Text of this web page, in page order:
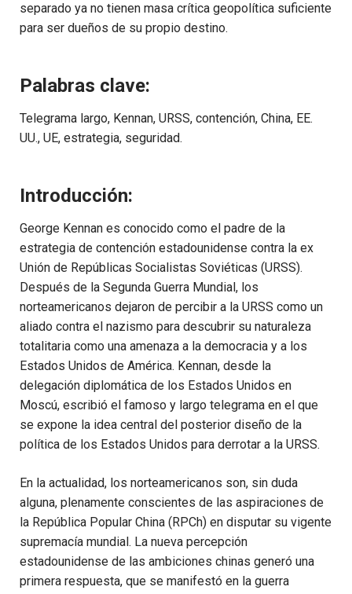
separado ya no tienen masa crítica geopolítica suficiente
para ser dueños de su propio destino.
Palabras clave:
Telegrama largo, Kennan, URSS, contención, China, EE.
UU., UE, estrategia, seguridad.
Introducción:
George Kennan es conocido como el padre de la
estrategia de contención estadounidense contra la ex
Unión de Repúblicas Socialistas Soviéticas (URSS).
Después de la Segunda Guerra Mundial, los
norteamericanos dejaron de percibir a la URSS como un
aliado contra el nazismo para descubrir su naturaleza
totalitaria como una amenaza a la democracia y a los
Estados Unidos de América. Kennan, desde la
delegación diplomática de los Estados Unidos en
Moscú, escribió el famoso y largo telegrama en el que
se expone la idea central del posterior diseño de la
política de los Estados Unidos para derrotar a la URSS.
En la actualidad, los norteamericanos son, sin duda
alguna, plenamente conscientes de las aspiraciones de
la República Popular China (RPCh) en disputar su vigente
supremacía mundial. La nueva percepción
estadounidense de las ambiciones chinas generó una
primera respuesta, que se manifestó en la guerra